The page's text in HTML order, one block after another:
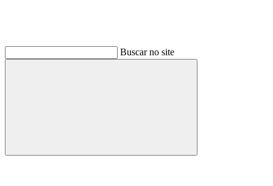
Buscar no site
Buscar